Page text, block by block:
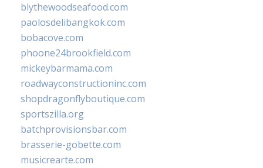
blythewoodseafood.com
paolosdelibangkok.com
bobacove.com
phoone24brookfield.com
mickeybarmama.com
roadwayconstructioninc.com
shopdragonflyboutique.com
sportszilla.org
batchprovisionsbar.com
brasserie-gobette.com
musicrearte.com